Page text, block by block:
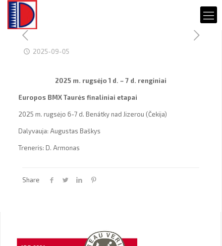
2025-09-05
2025 m. rugsėjo 1 d. – 7 d. renginiai
Europos BMX Taurės finaliniai etapai
2025 m. rugsėjo 6-7 d. Benátky nad Jizerou (Čekija)
Dalyvauja: Augustas Baškys
Treneris: D. Armonas
Share